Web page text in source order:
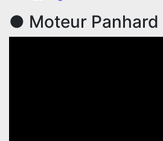
● Moteur Panhard